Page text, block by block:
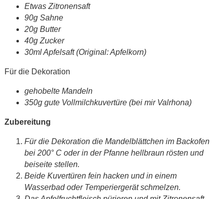
Etwas Zitronensaft
90g Sahne
20g Butter
40g Zucker
30ml Apfelsaft (Original: Apfelkorn)
Für die Dekoration
gehobelte Mandeln
350g gute Vollmilchkuvertüre (bei mir Valrhona)
Zubereitung
Für die Dekoration die Mandelblättchen im Backofen
bei 200° C oder in der Pfanne hellbraun rösten und
beiseite stellen.
Beide Kuvertüren fein hacken und in einem
Wasserbad oder Temperiergerät schmelzen.